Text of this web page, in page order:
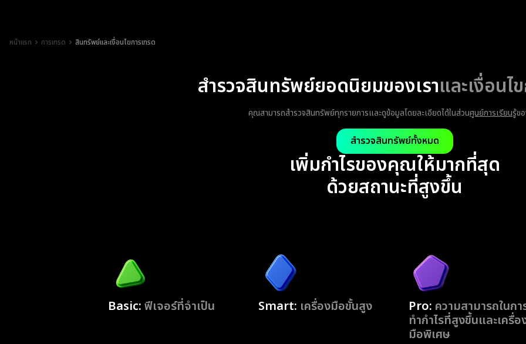
หน้าแรก การเทรด สินทรัพย์และเงื่อนไขการเทรด
สำรวจสินทรัพย์ยอดนิยมของเราและเงื่อนไ
คุณสามารถสำรวจสินทรัพย์ทุกรายการและดูข้อมูลโดยละเอียดได้ในส่วนศูนย์การเรียนรู้ข
สำรวจสินทรัพย์ทั้งหมด
เพิ่มกำไรของคุณให้มากที่สุด
ด้วยสถานะที่สูงขึ้น
Basic: ฟีเจอร์ที่จำเป็น Smart: เครื่องมือขั้นสูง Pro: ความสามารถในกา
ทำกำไรที่สูงขึ้นและเครื่อ
มือพิเศษ